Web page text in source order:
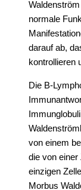
normale
darauf ab,
kontrollieren
Die B-
von einem
die von einer
einzigen
Morbus